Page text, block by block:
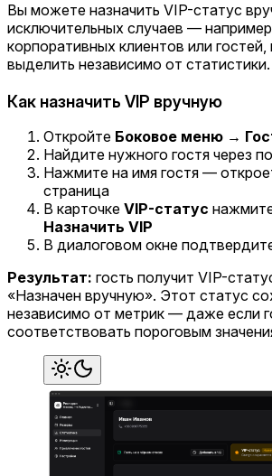
Вы можете назначить VIP-статус
исключительных случаев —
корпоративных клиентов или
выделить независимо от статистики.
Как назначить VIP вручную
Откройте Боковое меню →
Найдите нужного гостя через
Нажмите на имя гостя —
страница
В карточке VIP-статус
Назначить VIP
В диалоговом окне
Результат: гость получит VIP-
«Назначен вручную». Этот статус
независимо от метрик — даже если
соответствовать пороговым